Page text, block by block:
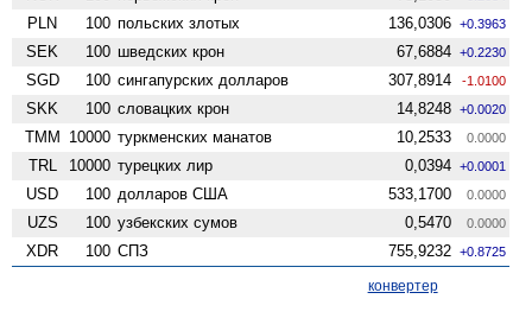
PLN 100 польских злотых 136,0306 +0.3963
SEK 100 шведских крон 67,6884 +0.2230
SGD 100 сингапурских долларов 307,8914 -1.0100
SKK 100 словацких крон 14,8248 +0.0020
TMM 10000 туркменских манатов 10,2533 0.0000
TRL 10000 турецких лир 0,0394 +0.0001
USD 100 долларов США 533,1700 0.0000
UZS 100 узбекских сумов 0,5470 0.0000
XDR 100 СПЗ 755,9232 +0.8725
конвертер